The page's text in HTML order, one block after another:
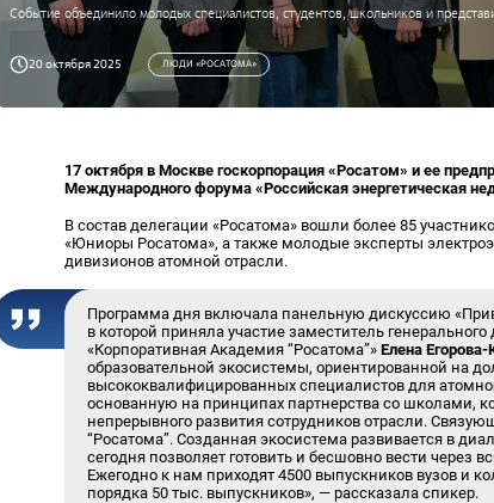
Событие объединило молодых специалистов, студентов, школьников и
20 октября 2025 ЛЮДИ «РОСАТОМА»
17 октября в Москве госкорпорация «Росатом» и ее
Международного форума «Российская энергетическая
В состав делегации «Росатома» вошли более 85
«Юниоры Росатома», а также молодые эксперты
дивизионов атомной отрасли.
Программа дня включала панельную дискуссию
в которой приняла участие заместитель
«Корпоративная Академия “Росатома”»Елена Егорова-
образовательной экосистемы, ориентированной на
высококвалифицированных специалистов для
основанную на принципах партнерства со
непрерывного развития сотрудников отрасли.
“Росатома”. Созданная экосистема развивается в
сегодня позволяет готовить и бесшовно вести
Ежегодно к нам приходят 4500 выпускников вузов и
порядка 50 тыс. выпускников», — рассказала спикер.